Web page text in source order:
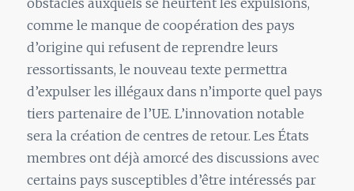
obstacles auxquels se heurtent les expulsions,
comme le manque de coopération des pays
d’origine qui refusent de reprendre leurs
ressortissants, le nouveau texte permettra
d’expulser les illégaux dans n’importe quel pays
tiers partenaire de l’UE. L’innovation notable
sera la création de centres de retour. Les États
membres ont déjà amorcé des discussions avec
certains pays susceptibles d’être intéressés par